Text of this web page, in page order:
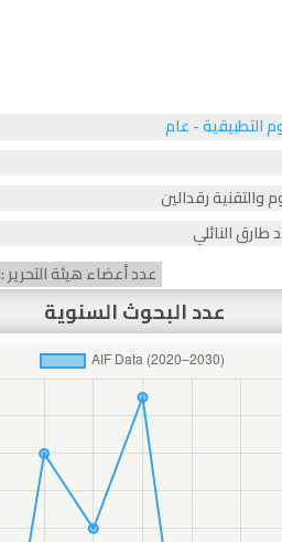
التطبيقية - عام
والتقنية رقدالين
طارق النائلي
عدد أعضاء هيئة التحرير : 10
عدد البحوث السنوية